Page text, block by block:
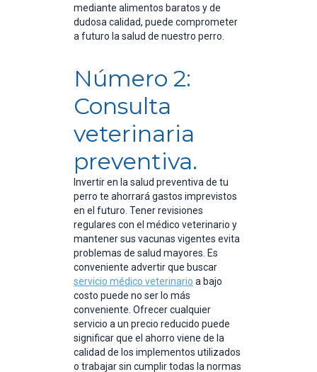
mediante alimentos baratos y de
dudosa calidad, puede comprometer
a futuro la salud de nuestro perro.
Número 2:
Consulta
veterinaria
preventiva.
Invertir en la salud preventiva de tu
perro te ahorrará gastos imprevistos
en el futuro. Tener revisiones
regulares con el médico veterinario y
mantener sus vacunas vigentes evita
problemas de salud mayores. Es
conveniente advertir que buscar
servicio médico veterinario a bajo
costo puede no ser lo más
conveniente. Ofrecer cualquier
servicio a un precio reducido puede
significar que el ahorro viene de la
calidad de los implementos utilizados
o trabajar sin cumplir todas la normas